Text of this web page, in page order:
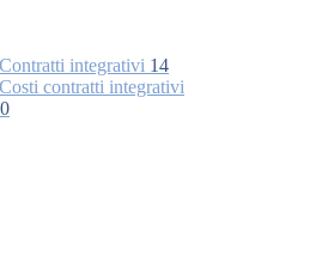
Contratti integrativi 14
Costi contratti integrativi